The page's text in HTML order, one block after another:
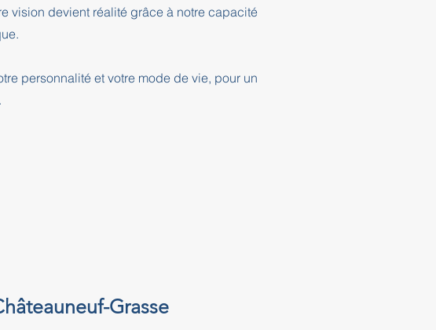
vision devient réalité grâce à notre capacité
personnalité et votre mode de vie, pour un
Grasse